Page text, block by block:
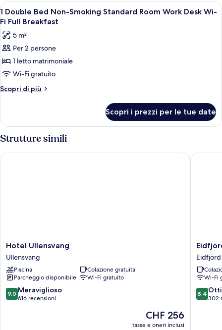
Apri
tutte
le
foto
per
1
Double
Bed
Standard
Work
Desk
Una camera d'albergo con un letto,
3
1 Double Bed Non-Smoking Standard Room Work Desk Wi-
Fi Full Breakfast
5 m²
Per 2 persone
1 letto matrimoniale
Wi-Fi gratuito
Scopri di più
Altri
Double
Bed
Non-
Smoking
Standard
Scopri i prezzi per le tue date
Strutture simili
Hotel
Ullensvang
Ullensvang
Hotel Ullensvang
Ullensvang
Piscina
Colazione gratuita
Parcheggio disponibile
Wi-Fi gratuito
9.0
su
9.0 Meraviglioso
616 recensioni
Il
prezzo
CHF 256
tasse e oneri inclusi
Hotel Ullensvang
Eidfjord
Hotel
Eidfjord
Eidfjord
Wi-Fi
8.4
su
8.4
302
Eidfjord